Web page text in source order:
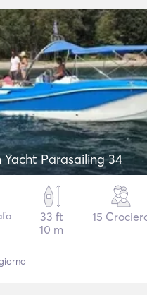
Yacht Parasailing 34
33 ft
10 m
15